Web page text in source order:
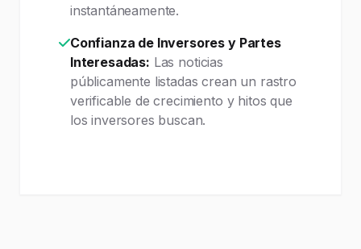
instantáneamente.
Confianza de Inversores y Partes
Interesadas: Las noticias
públicamente listadas crean un rastro
verificable de crecimiento y hitos que
los inversores buscan.